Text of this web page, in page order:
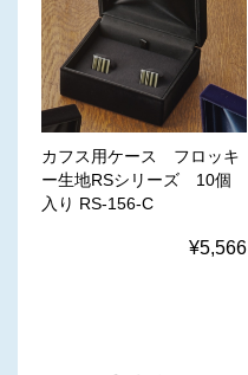
カフス用ケース フロッキ
ー生地RSシリーズ 10個
入り RS-156-C
¥5,566